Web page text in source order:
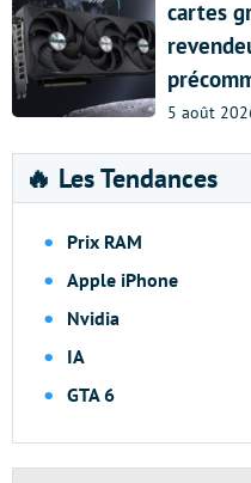
cartes
5 août
🔥 Les Tendances
Prix RAM
Apple iPhone
Nvidia
IA
GTA 6